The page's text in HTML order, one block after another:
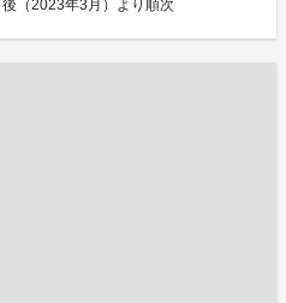
（2023年3月）より順次